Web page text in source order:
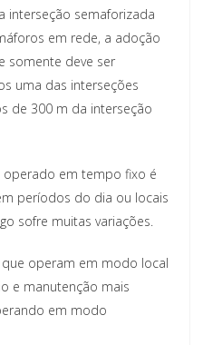
interseção semaforizada
em rede, a adoção
somente deve ser
uma das interseções
de 300 m da interseção
em tempo fixo é
períodos do dia ou locais
sofre muitas variações.
operam em modo local
e manutenção mais
em modo